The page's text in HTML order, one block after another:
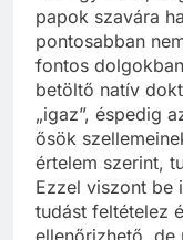
Bár úgy tűnik,
papok szavára
pontosabban
fontos
betöltő natív
„igaz”, éspedig
ősök
értelem szerint,
Ezzel viszont be
tudást feltételez